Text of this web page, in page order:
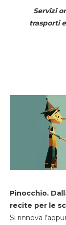
Servizi
trasporti
Pinocchio.
recite per le
Si rinnova